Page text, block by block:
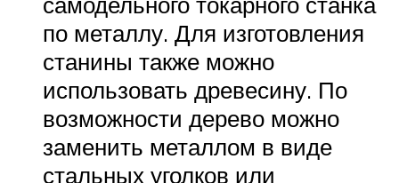
по металлу. Для изготовления
станины также можно
использовать древесину. По
возможности дерево можно
заменить металлом в виде
стальных уголков или